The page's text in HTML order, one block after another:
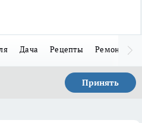
Дача Рецепты Ремонт
Принять